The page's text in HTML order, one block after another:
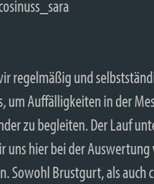
regelmäßig und
um Auffälligkeiten in der
zu begleiten. Der Lauf
uns hier bei der
Sowohl Brustgurt, als auch